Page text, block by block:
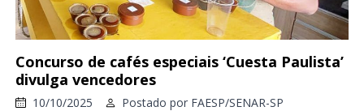
Concurso de cafés especiais ‘Cuesta Paulista’
divulga vencedores
10/10/2025 Postado por FAESP/SENAR-SP